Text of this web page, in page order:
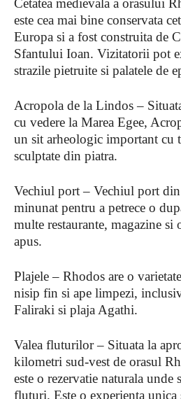
Cetatea medievala a orasului
este cea mai bine conservata
Europa si a fost construita de
Sfantului Ioan. Vizitatorii pot
strazile pietruite si palatele de
Acropola de la Lindos –
cu vedere la Marea Egee,
un sit arheologic important cu
sculptate din piatra.
Vechiul port – Vechiul port
minunat pentru a petrece o
multe restaurante, magazine si
apus.
Plajele – Rhodos are o
nisip fin si ape limpezi,
Faliraki si plaja Agathi.
Valea fluturilor – Situata la
kilometri sud-vest de orasul
este o rezervatie naturala unde
fluturi. Este o experienta unica